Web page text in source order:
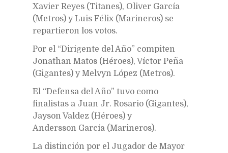
Xavier Reyes (Titanes), Oliver García
(Metros) y Luis Félix (Marineros) se
repartieron los votos.
Por el “Dirigente del Año” compiten
Jonathan Matos (Héroes), Víctor Peña
(Gigantes) y Melvyn López (Metros).
El “Defensa del Año” tuvo como
finalistas a Juan Jr. Rosario (Gigantes),
Jayson Valdez (Héroes) y
Andersson García (Marineros).
La distinción por el Jugador de Mayor